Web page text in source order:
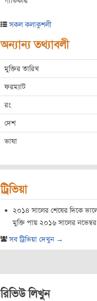
সকল কলাকুশলী
অন্যান্য তথ্যাবলী
মুক্তির তারিখ
ফরম্যাট
রং
দেশ
ভাষা
ট্রিভিয়া
২০১৪ সালের শেষের দিকে
মুক্তি পায় ২০১৬ সালের
সব ট্রিভিয়া দেখুন →
রিভিউ লিখুন